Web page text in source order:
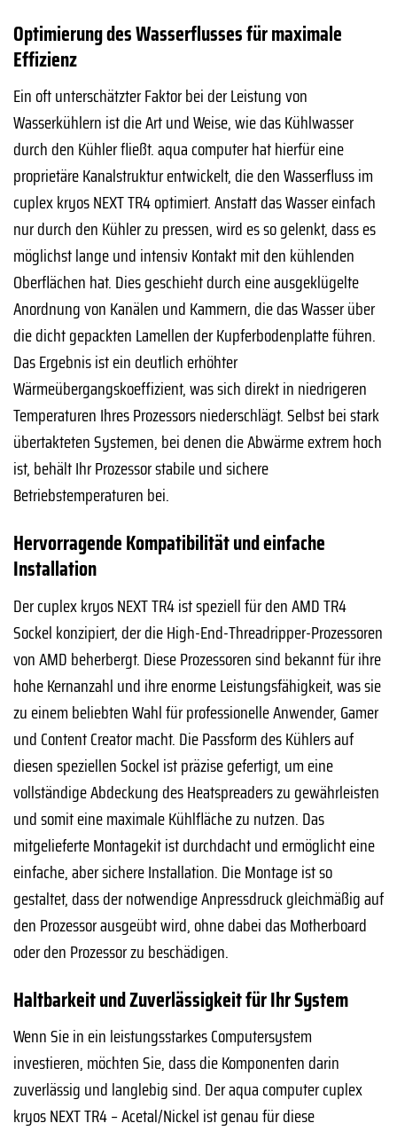
Optimierung des Wasserflusses für maximale
Effizienz
Ein oft unterschätzter Faktor bei der Leistung von
Wasserkühlern ist die Art und Weise, wie das Kühlwasser
durch den Kühler fließt. aqua computer hat hierfür eine
proprietäre Kanalstruktur entwickelt, die den Wasserfluss im
cuplex kryos NEXT TR4 optimiert. Anstatt das Wasser einfach
nur durch den Kühler zu pressen, wird es so gelenkt, dass es
möglichst lange und intensiv Kontakt mit den kühlenden
Oberflächen hat. Dies geschieht durch eine ausgeklügelte
Anordnung von Kanälen und Kammern, die das Wasser über
die dicht gepackten Lamellen der Kupferbodenplatte führen.
Das Ergebnis ist ein deutlich erhöhter
Wärmeübergangskoeffizient, was sich direkt in niedrigeren
Temperaturen Ihres Prozessors niederschlägt. Selbst bei stark
übertakteten Systemen, bei denen die Abwärme extrem hoch
ist, behält Ihr Prozessor stabile und sichere
Betriebstemperaturen bei.
Hervorragende Kompatibilität und einfache
Installation
Der cuplex kryos NEXT TR4 ist speziell für den AMD TR4
Sockel konzipiert, der die High-End-Threadripper-Prozessoren
von AMD beherbergt. Diese Prozessoren sind bekannt für ihre
hohe Kernanzahl und ihre enorme Leistungsfähigkeit, was sie
zu einem beliebten Wahl für professionelle Anwender, Gamer
und Content Creator macht. Die Passform des Kühlers auf
diesen speziellen Sockel ist präzise gefertigt, um eine
vollständige Abdeckung des Heatspreaders zu gewährleisten
und somit eine maximale Kühlfläche zu nutzen. Das
mitgelieferte Montagekit ist durchdacht und ermöglicht eine
einfache, aber sichere Installation. Die Montage ist so
gestaltet, dass der notwendige Anpressdruck gleichmäßig auf
den Prozessor ausgeübt wird, ohne dabei das Motherboard
oder den Prozessor zu beschädigen.
Haltbarkeit und Zuverlässigkeit für Ihr System
Wenn Sie in ein leistungsstarkes Computersystem
investieren, möchten Sie, dass die Komponenten darin
zuverlässig und langlebig sind. Der aqua computer cuplex
kryos NEXT TR4 – Acetal/Nickel ist genau für diese